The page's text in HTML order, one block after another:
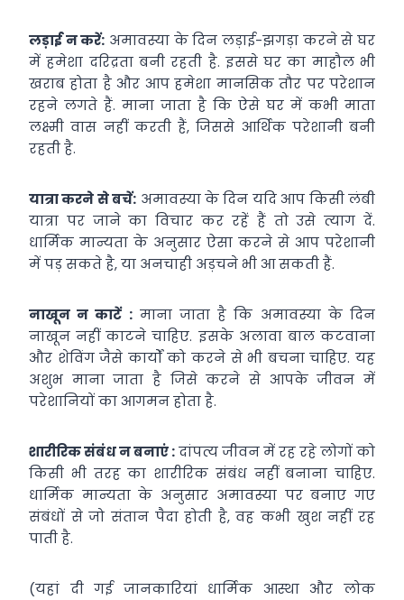
लड़ाई न करें: अमावस्या के दिन लड़ाई-झगड़ा करने से घर
में हमेशा दरिद्रता बनी रहती है. इससे घर का माहौल भी
खराब होता है और आप हमेशा मानसिक तौर पर परेशान
रहने लगते हैं. माना जाता है कि ऐसे घर में कभी माता
लक्ष्मी वास नहीं करती हैं, जिससे आर्थिक परेशानी बनी
रहती है.
यात्रा करने से बचें: अमावस्या के दिन यदि आप किसी लंबी
यात्रा पर जाने का विचार कर रहें हैं तो उसे त्याग दें.
धार्मिक मान्यता के अनुसार ऐसा करने से आप परेशानी
में पड़ सकते है, या अनचाही अड़चने भी आ सकती हैं.
नाखून न काटें :माना जाता है कि अमावस्या के दिन
नाखून नहीं काटने चाहिए. इसके अलावा बाल कटवाना
और शेविंग जैसे कार्यों को करने से भी बचना चाहिए. यह
अशुभ माना जाता है जिसे करने से आपके जीवन में
परेशानियों का आगमन होता है.
शारीरिक संबंध न बनाएं :दांपत्य जीवन में रह रहे लोगों को
किसी भी तरह का शारीरिक संबंध नहीं बनाना चाहिए.
धार्मिक मान्यता के अनुसार अमावस्या पर बनाए गए
संबंधों से जो संतान पैदा होती है, वह कभी खुश नहीं रह
पाती है.
(यहां दी गई जानकारियां धार्मिक आस्था और लोक